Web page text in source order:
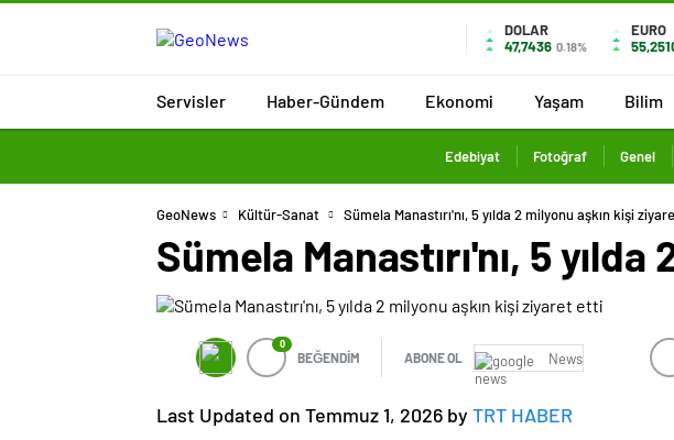
DOLAR
47,7436 0.18%
EURO
Servisler Haber-Gündem Ekonomi Yaşam Bilim
Edebiyat Fotoğraf Genel
GeoNews Kültür-Sanat Sümela Manastırı'nı, 5 yılda 2 milyonu aşkın kişi
Sümela Manastırı'nı, 5
0
BEĞENDİM ABONE OL News
Last Updated on Temmuz 1, 2026 by TRT HABER